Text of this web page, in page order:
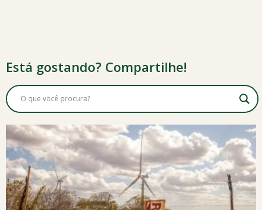
Está gostando? Compartilhe!